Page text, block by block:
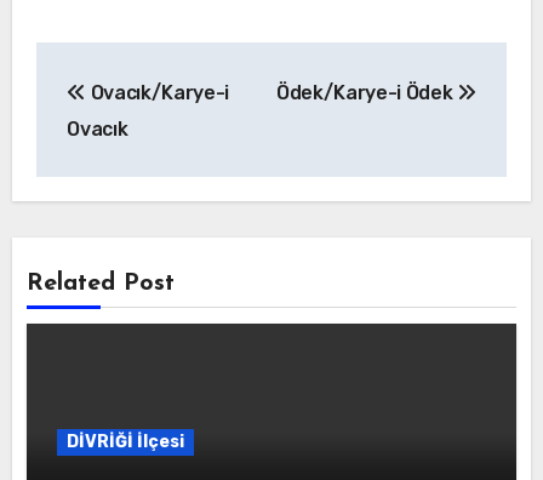
gezinmesi
Ovacık/Karye-i
Ovacık
Ödek/Karye-i Ödek
Related Post
DİVRİĞİ İlçesi